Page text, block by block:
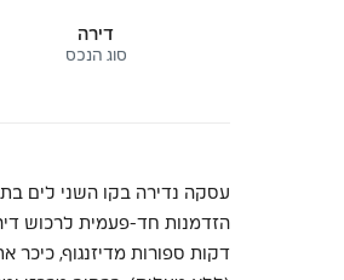
דירה
סוג הנכס
הזדמנות חד-פעמית לרכוש